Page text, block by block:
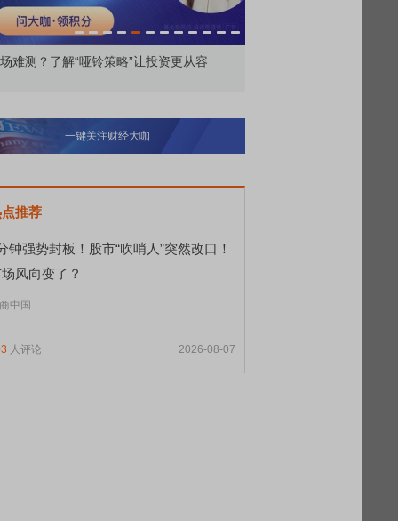
期大额存单回归 上亿投资者偏爱理财产
一键关注财经大咖
推荐
钟强势封板！股市“吹哨人”突然改口！
风向变了？
中国
人评论 2026-08-07